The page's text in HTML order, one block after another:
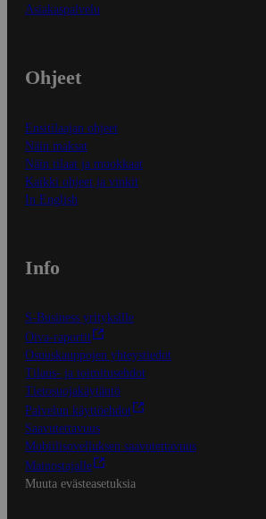
Asiakaspalvelu
Ohjeet
Ensitilaajan ohjeet
Näin maksat
Näin tilaat ja muokkaat
Kaikki ohjeet ja vinkit
In English
Info
S-Business yrityksille
Oiva-raportit
Osuuskauppojen yhteystiedot
Tilaus- ja toimitusehdot
Tietosuojakäytäntö
Palvelun käyttöehdot
Saavutettavuus
Mobiilisovelluksen saavutettavuus
Mainostajalle
Muuta evästeasetuksia